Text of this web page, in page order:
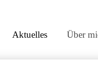
Aktuelles Über